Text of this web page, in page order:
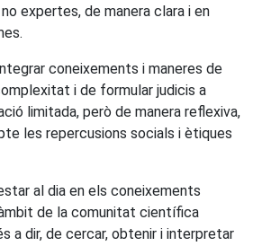
expertes, de manera clara i en
coneixements i maneres de
i de formular judicis a
limitada, però de manera reflexiva,
les repercusions socials i ètiques
al dia en els coneixements
de la comunitat científica
a dir, de cercar, obtenir i interpretar